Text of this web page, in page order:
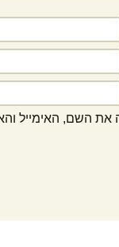
את השם, האימייל